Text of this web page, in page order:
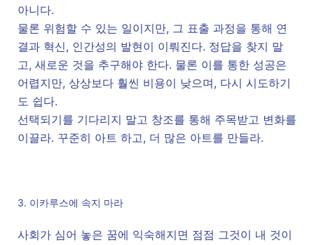
아니다.
물론 위험할 수 있는 일이지만, 그 표출 과정을 통해 연
결과 혁신, 인간성의 발현이 이뤄진다. 정답을 찾지 말
고, 새로운 것을 추구해야 한다. 물론 이를 통한 성공은
어렵지만, 상상보다 훨씬 비용이 낮으며, 다시 시도하기
도 쉽다.
선택되기를 기다리지 말고 창조를 통해 주목받고 변화를
이끌라. 꾸준히 아트 하고, 더 많은 아트를 만들라.
3. 이카루스에 속지 마라
사회가 심어 놓은 꿈에 익숙해지면 점점 그것이 내 것이